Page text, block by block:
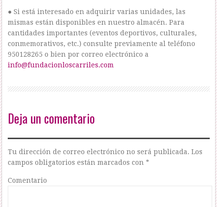
● Si está interesado en adquirir varias unidades, las
mismas están disponibles en nuestro almacén. Para
cantidades importantes (eventos deportivos, culturales,
conmemorativos, etc.) consulte previamente al teléfono
950128265 o bien por correo electrónico a
info@fundacionloscarriles.com
Deja un comentario
Tu dirección de correo electrónico no será publicada. Los
campos obligatorios están marcados con*
Comentario